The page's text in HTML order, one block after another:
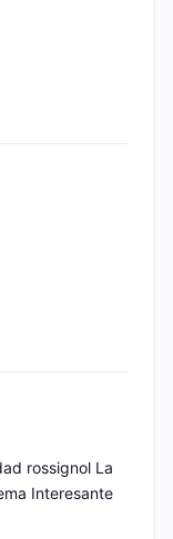
rossignol La
Interesante